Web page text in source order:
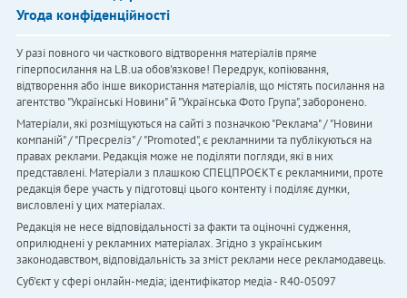
Угода конфіденційності
У разі повного чи часткового відтворення матеріалів пряме
гіперпосилання на LB.ua обов'язкове! Передрук, копіювання,
відтворення або інше використання матеріалів, що містять посилання на
агентство "Українськi Новини" й "Українська Фото Група", заборонено.
Матеріали, які розміщуються на сайті з позначкою "Реклама" / "Новини
компаній" / "Пресреліз" / "Promoted", є рекламними та публікуються на
правах реклами. Редакція може не поділяти погляди, які в них
представлені. Матеріали з плашкою СПЕЦПРОЄКТ є рекламними, проте
редакція бере участь у підготовці цього контенту і поділяє думки,
висловлені у цих матеріалах.
Редакція не несе відповідальності за факти та оціночні судження,
оприлюднені у рекламних матеріалах. Згідно з українським
законодавством, відповідальність за зміст реклами несе рекламодавець.
Cуб'єкт у сфері онлайн-медіа; ідентифікатор медіа - R40-05097